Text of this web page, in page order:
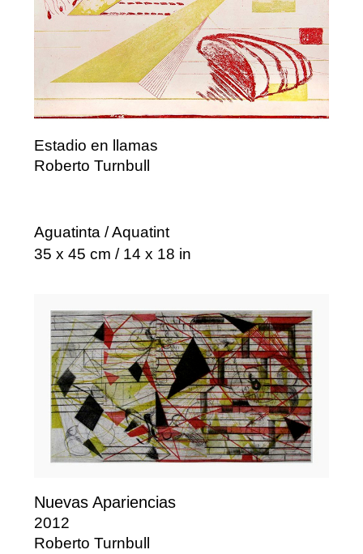
Estadio en llamas
Roberto Turnbull
Aguatinta / Aquatint
35 x 45 cm / 14 x 18 in
Nuevas Apariencias
2012
Roberto Turnbull